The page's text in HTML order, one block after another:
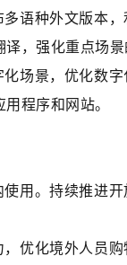
语种外文版本
，强化重点场景
场景，优化数
程序和网站。
用。持续推进
优化境外人员